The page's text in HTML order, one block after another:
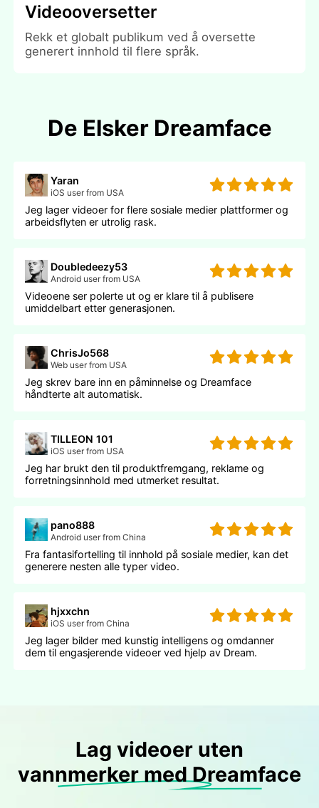
Videooversetter
Rekk et globalt publikum ved å oversette
generert innhold til flere språk.
De Elsker Dreamface
Yaran
iOS user from USA
Jeg lager videoer for flere sosiale medier plattformer og
arbeidsflyten er utrolig rask.
Doubledeezy53
Android user from USA
Videoene ser polerte ut og er klare til å publisere
umiddelbart etter generasjonen.
ChrisJo568
Web user from USA
Jeg skrev bare inn en påminnelse og Dreamface
håndterte alt automatisk.
TILLEON 101
iOS user from USA
Jeg har brukt den til produktfremgang, reklame og
forretningsinnhold med utmerket resultat.
pano888
Android user from China
Fra fantasifortelling til innhold på sosiale medier, kan det
generere nesten alle typer video.
hjxxchn
iOS user from China
Jeg lager bilder med kunstig intelligens og omdanner
dem til engasjerende videoer ved hjelp av Dream.
Lag videoer uten
vannmerker med Dreamface